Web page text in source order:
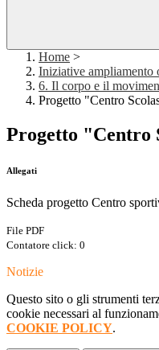
Home >
Iniziative ampliamento
6. Il corpo e il
Progetto "Centro
Progetto "Centro
Allegati
Scheda progetto Centro
File PDF
Contatore click: 0
Notizie
Questo sito o gli strumenti
cookie necessari al
COOKIE POLICY.